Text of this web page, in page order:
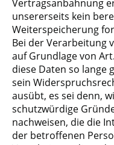
Vertragsanbahnung
unsererseits kein
Weiterspeicherung
Bei der Verarbeitung
auf Grundlage von
diese Daten so lange
sein
ausübt, es sei denn,
schutzwürdige
nachweisen, die die
der betroffenen